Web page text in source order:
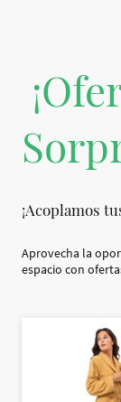
¡Acoplamos
Aprovecha la
espacio con